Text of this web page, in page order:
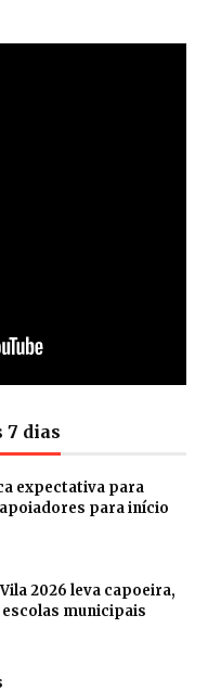
dias
expectativa para
para início
2026 leva capoeira,
escolas municipais